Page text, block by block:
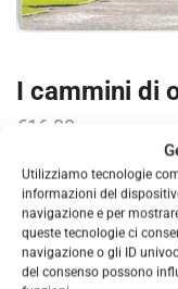
Utilizziamo tecnologie
informazioni del
navigazione e per
queste tecnologie ci
navigazione o gli ID
del consenso possono
I cammini di
€16,00
i cammini di oropa
COD:9791259961594